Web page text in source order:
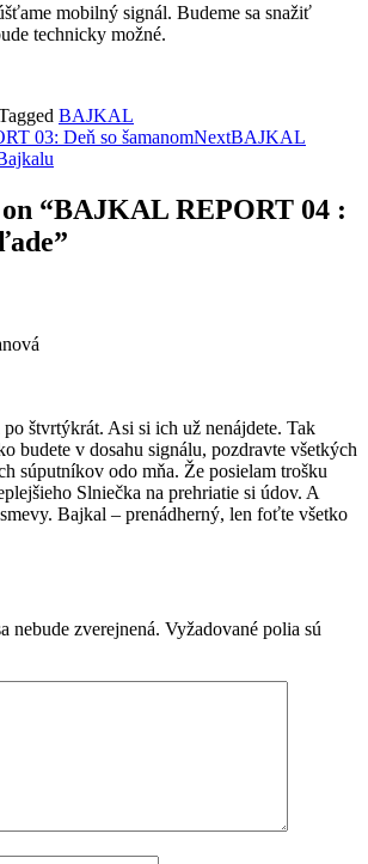
mobilný signál. Budeme sa snažiť
technicky možné.
BAJKAL
03: Deň so šamanomNextBAJKAL
“BAJKAL REPORT 04 :
”
štvrtýkrát. Asi si ich už nenájdete. Tak
budete v dosahu signálu, pozdravte všetkých
súputníkov odo mňa. Že posielam trošku
Slniečka na prehriatie si údov. A
Bajkal – prenádherný, len foťte všetko
nebude zverejnená. Vyžadované polia sú